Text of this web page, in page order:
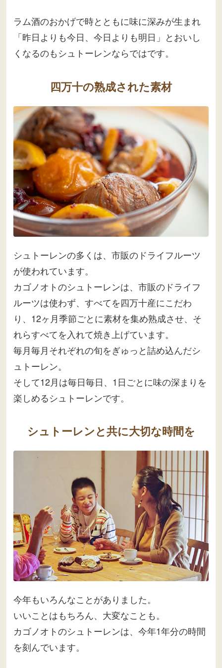
ラム酒のおかげで時とともに味に深みが生まれ
「昨日よりも今日、今日よりも明日」とおいし
くなるのもシュトーレンならではです。
四万十の熟成された素材
シュトーレンの多くは、市販のドライフルーツ
が使われています。
カゴノオトのシュトーレンは、市販のドライフ
ルーツは使わず、すべてを四万十産にこだわ
り、12ヶ月季節ごとに素材を集め熟成させ、そ
れらすべてを入れて焼き上げています。
毎月毎月それぞれの旬をぎゅっと詰め込んだシ
ュトーレン。
そして12月は毎日毎日、1日ごとに味の深まりを
楽しめるシュトーレンです。
シュトーレンと共に大切な時間を
今年もいろんなことがありました。
いいことはもちろん、大変なことも。
カゴノオトのシュトーレンは、今年1年分の時間
を刻んでいます。